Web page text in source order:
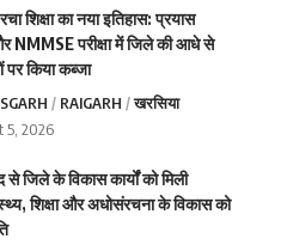
शिक्षा का नया इतिहास: प्रयास
NMMSE परीक्षा में जिले की आधे से
पर किया कब्जा
RAIGARH
खरसिया
5, 2026
जिले के विकास कार्यों को मिली
शिक्षा और अधोसंरचना के विकास को